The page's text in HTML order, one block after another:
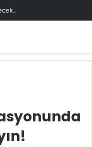
Basit Maskeler